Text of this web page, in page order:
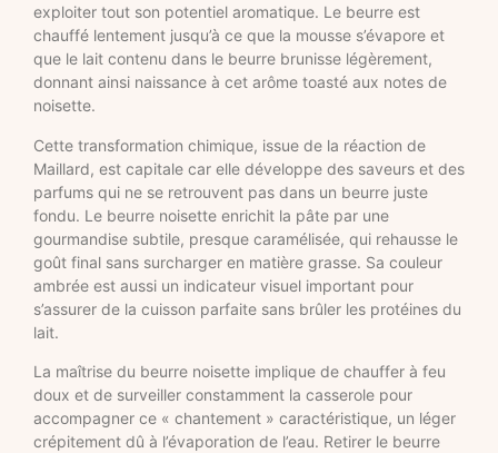
exploiter tout son potentiel aromatique. Le beurre est
chauffé lentement jusqu’à ce que la mousse s’évapore et
que le lait contenu dans le beurre brunisse légèrement,
donnant ainsi naissance à cet arôme toasté aux notes de
noisette.
Cette transformation chimique, issue de la réaction de
Maillard, est capitale car elle développe des saveurs et des
parfums qui ne se retrouvent pas dans un beurre juste
fondu. Le beurre noisette enrichit la pâte par une
gourmandise subtile, presque caramélisée, qui rehausse le
goût final sans surcharger en matière grasse. Sa couleur
ambrée est aussi un indicateur visuel important pour
s’assurer de la cuisson parfaite sans brûler les protéines du
lait.
La maîtrise du beurre noisette implique de chauffer à feu
doux et de surveiller constamment la casserole pour
accompagner ce « chantement » caractéristique, un léger
crépitement dû à l’évaporation de l’eau. Retirer le beurre